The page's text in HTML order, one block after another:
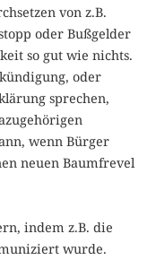
von z.B.
oder Bußgelder
so gut wie nichts.
oder
sprechen,
wenn Bürger
neuen Baumfrevel
indem z.B. die
wurde.